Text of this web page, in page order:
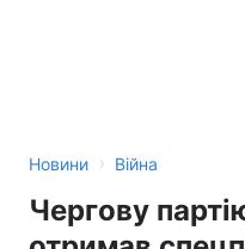
Новини › Війна
Чергову